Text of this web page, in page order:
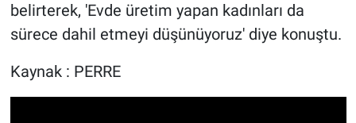
belirterek, 'Evde üretim yapan kadınları da
sürece dahil etmeyi düşünüyoruz' diye konuştu.
Kaynak : PERRE